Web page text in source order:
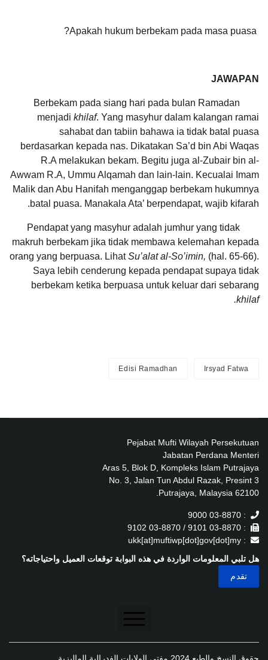
JAWAPAN
Berbekam pada siang hari pada bulan Ramadan
menjadi khilaf. Yang masyhur dalam kalangan ramai
sahabat dan tabiin bahawa ia tidak batal puasa
berdasarkan kepada nas. Dikatakan Sa’d bin Abi Waqas
R.A melakukan bekam. Begitu juga al-Zubair bin al-
Awwam R.A, Ummu Alqamah dan lain-lain. Kecualai Imam
Malik dan Abu Hanifah menganggap berbekam hukumnya
batal puasa. Manakala Ata’ berpendapat, wajib kifarah.
Pendapat yang masyhur adalah jumhur yang tidak
makruh berbekam jika tidak membawa kelemahan kepada
orang yang berpuasa. LihatSu’alat al-So’imin, (hal. 65-66).
Saya lebih cenderung kepada pendapat supaya tidak
berbekam ketika berpuasa untuk keluar dari sebarang
khilaf.
Irsyad Fatwa
Edisi Ramadhan
Pejabat Mufti Wilayah Persekutuan
Jabatan Perdana Menteri
Aras 5, Blok D, Kompleks Islam Putrajaya
No. 3, Jalan Tun Abdul Razak, Presint 3
62100 Putrajaya, Malaysia.
: 03-8870 9000
: 03-8870 9101 / 03-8870 9102
: ukk[at]muftiwp[dot]gov[dot]my
هل تلبي المعلومات الواردة في هذه البوابة توقعات العميل واحتياجاته؟
تنصل